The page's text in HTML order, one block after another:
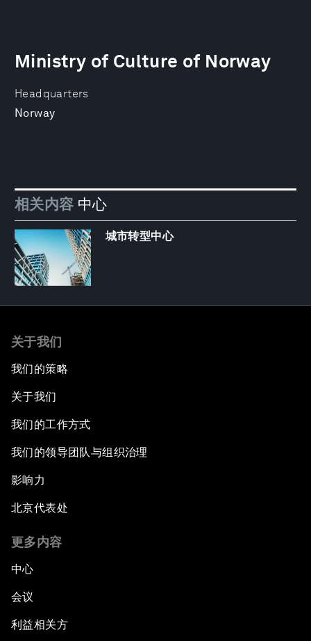
Headquarters
Norway
Ministry of Culture of Norway
相关内容 中心
城市转型中心
关于我们
我们的策略
关于我们
我们的工作方式
我们的领导团队与组织治理
影响力
北京代表处
更多内容
中心
会议
利益相关方